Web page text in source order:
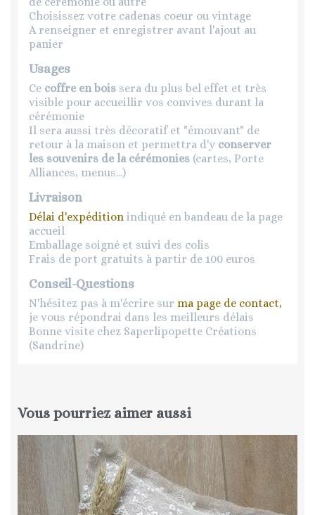
Choisissez votre cadenas coeur ou vintage
A renseigner et enregistrer avant l'ajout au
panier
Usages
Ce coffre en bois sera du plus bel effet et très
visible pour accueillir vos convives durant la
cérémonie
Il sera aussi très décoratif et "émouvant" de
retour à la maison et permettra d'y conserver
les souvenirs de la cérémonies (cartes, Porte
Alliances, menus...)
Livraison
Délai d'expédition indiqué en bandeau de la page
accueil
Emballage soigné et suivi des colis
Frais de port gratuits à partir de 100 euros
Conseil-Questions
N'hésitez pas à m'écrire sur ma page de contact,
je vous répondrai dans les meilleurs délais
Bonne visite chez Saperlipopette Créations
(Sandrine)
Vous pourriez aimer aussi